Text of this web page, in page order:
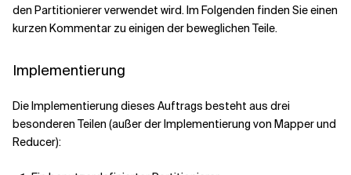
den Partitionierer verwendet wird. Im Folgenden finden Sie einen
kurzen Kommentar zu einigen der beweglichen Teile.
Implementierung
Die Implementierung dieses Auftrags besteht aus drei
besonderen Teilen (außer der Implementierung von Mapper und
Reducer):